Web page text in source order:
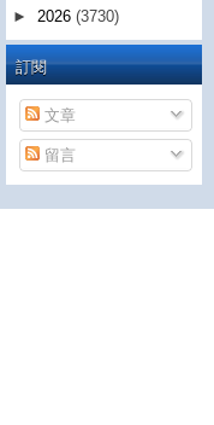
► 2026 (3730)
訂閱
文章
留言